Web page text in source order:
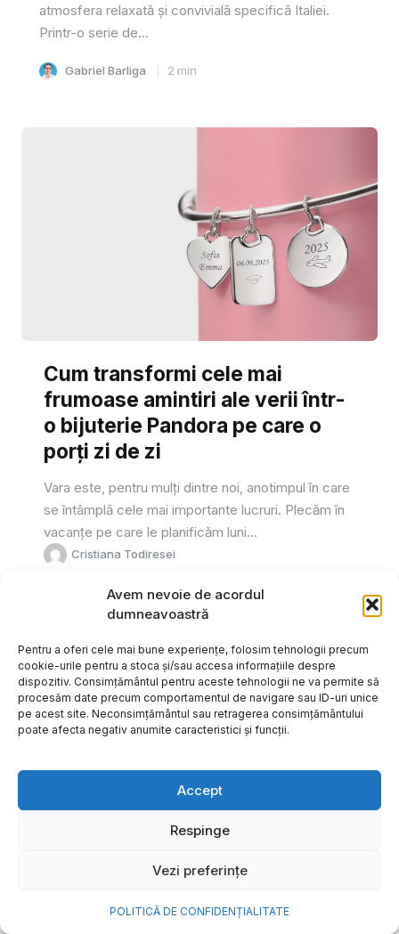
Avem nevoie de acordul
dumneavoastră
Pentru a oferi cele mai bune experiențe, folosim tehnologii precum
cookie-urile pentru a stoca și/sau accesa informațiile despre
dispozitiv. Consimțământul pentru aceste tehnologii ne va permite să
procesăm date precum comportamentul de navigare sau ID-uri unice
pe acest site. Neconsimțământul sau retragerea consimțământului
poate afecta negativ anumite caracteristici și funcții.
Accept
Respinge
Vezi preferințe
POLITICĂ DE CONFIDENȚIALITATE
atmosfera relaxată și convivială specifică Italiei.
Printr-o serie de...
Gabriel Barliga 2 min
Cum transformi cele mai
frumoase amintiri ale verii într-
o bijuterie Pandora pe care o
porți zi de zi
Vara este, pentru mulți dintre noi, anotimpul în care
se întâmplă cele mai importante lucruri. Plecăm în
vacanțe pe care le planificăm luni...
Cristiana Todiresei
de investiții de un miliard de
euro și o nouă promisiune de